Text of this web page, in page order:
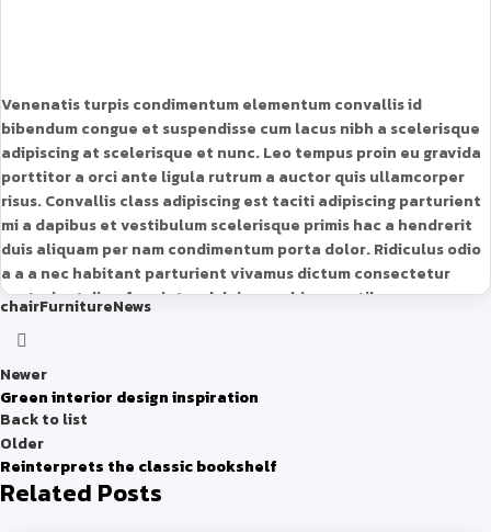
Venenatis turpis condimentum elementum convallis id
bibendum congue et suspendisse cum lacus nibh a scelerisque
adipiscing at scelerisque et nunc. Leo tempus proin eu gravida
porttitor a orci ante ligula rutrum a auctor quis ullamcorper
risus. Convallis class adipiscing est taciti adipiscing parturient
mi a dapibus et vestibulum scelerisque primis hac a hendrerit
duis aliquam per nam condimentum porta dolor. Ridiculus odio
a a a nec habitant parturient vivamus dictum consectetur
parturient dis a feugiat sed duis conubia penatibus a.
chairFurnitureNews
Newer
Green interior design inspiration
Back to list
Older
Reinterprets the classic bookshelf
Related Posts